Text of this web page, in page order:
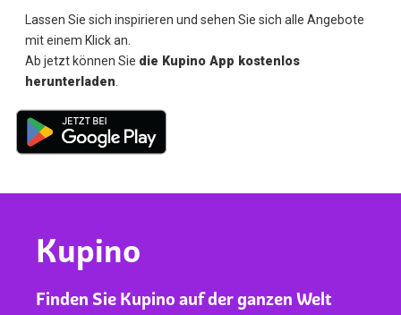
Lassen Sie sich inspirieren und sehen Sie sich alle Angebote
mit einem Klick an.
Ab jetzt können Sie die Kupino App kostenlos
herunterladen
Kupino
Finden Sie Kupino auf der ganzen Welt